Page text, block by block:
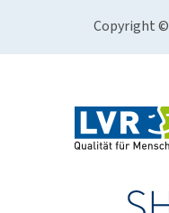
Copyright ©